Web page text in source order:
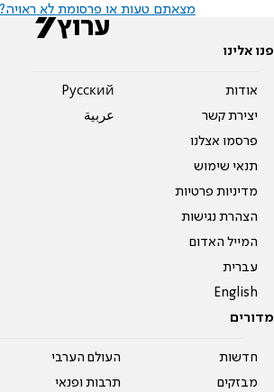
מצאתם טעות או פרסומת לא ראויה?
פנו אלינו
אודות
יצירת קשר
פרסמו אצלנו
תנאי שימוש
מדיניות פרטיות
הצהרת נגישות
המייל האדום
עברית
English
Pусский
عربية
מדורים
חדשות
מבזקים
העולם הערבי
תרבות ופנאי